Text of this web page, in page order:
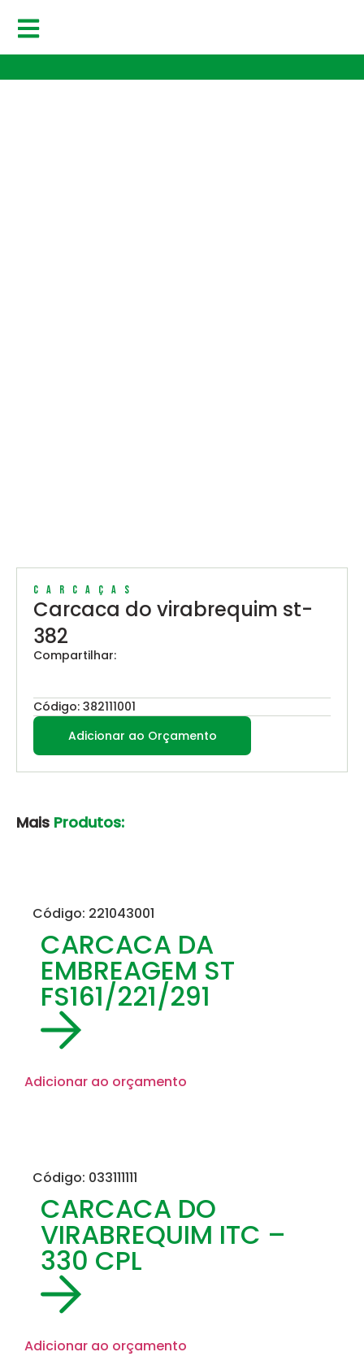
Carcaças
Carcaca do virabrequim st-
382
Compartilhar:
Código: 382111001
Adicionar ao Orçamento
Mais Produtos:
Código: 221043001
CARCACA DA
EMBREAGEM ST
FS161/221/291
Adicionar ao orçamento
Código: 033111111
CARCACA DO
VIRABREQUIM ITC –
330 CPL
Adicionar ao orçamento